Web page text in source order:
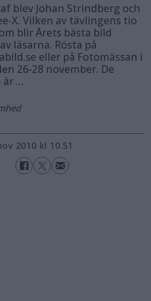
blev Johan Strindberg och
X. Vilken av tävlingens tio
blir Årets bästa bild
läsarna. Rösta på
eller på Fotomässan i
26-28 november. De
är …
nov 2010 kl 10.51